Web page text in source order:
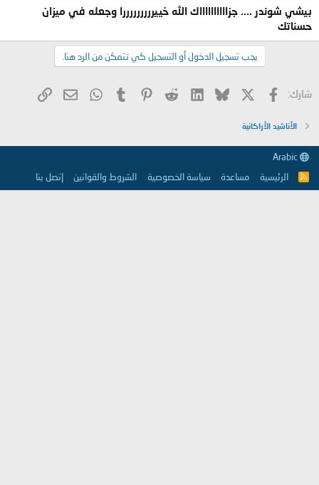
بيشي شوندر .... جزااااااااااك الله خييرررررررررا وجعله في ميزان
حسناتك
يجب تسجيل الدخول أو التسجيل كي تتمكن من الرد هنا.
شارك: فيسبوك Bluesky
LinkedIn
Reddit
Pinterest
Tumblr
WhatsApp
البريد
الأناشيد الأراكانية
R
الرئيسية مساعدة سياسة الخصوصية الشروط والقوانين إتصل بنا